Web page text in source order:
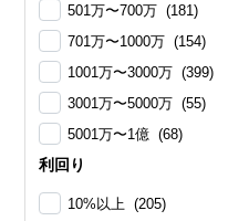
501万〜700万 (181)
701万〜1000万 (154)
1001万〜3000万 (399)
3001万〜5000万 (55)
5001万〜1億 (68)
利回り
10%以上 (205)